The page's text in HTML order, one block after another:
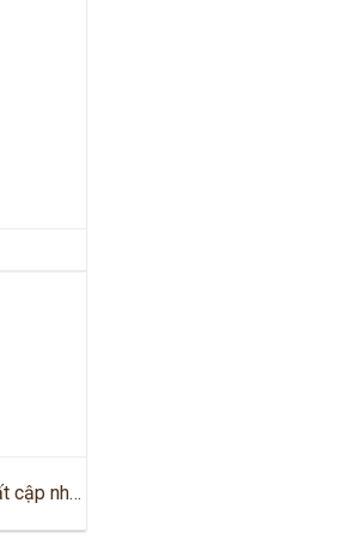
cập nhật
2019